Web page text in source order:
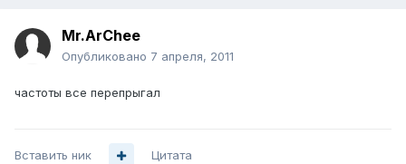
Mr.ArChee
Опубликовано 7 апреля, 2011
частоты все перепрыгал
Вставить ник Цитата